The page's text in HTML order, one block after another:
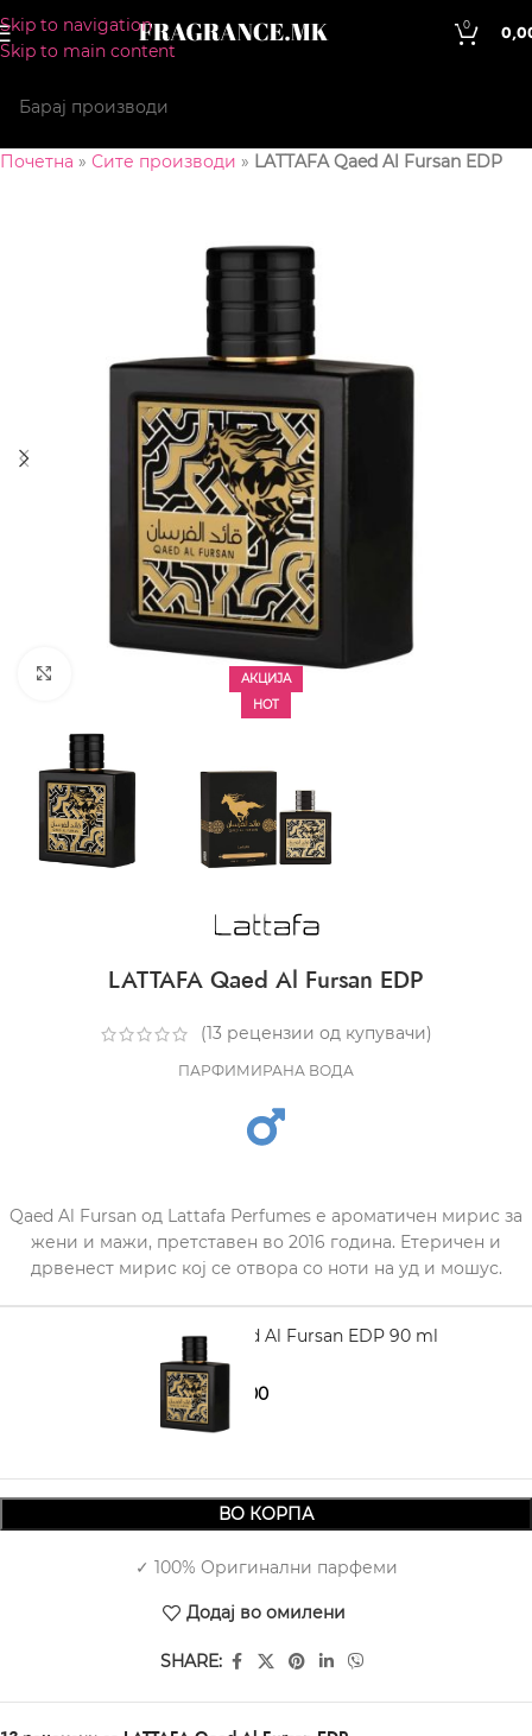
Skip to navigation
Skip to main content
0
Почетна » Сите производи » LATTAFA Qaed Al Fursan EDP
АКЦИЈА
HOT
LATTAFA Qaed Al Fursan EDP
(13 рецензии од купувачи)
ПАРФИМИРАНА ВОДА
Qaed Al Fursan од Lattafa Perfumes е ароматичен мирис за
жени и мажи, претставен во 2016 година. Етеричен и
дрвенест мирис кој се отвора со ноти на уд и мошус.
LATTAFA Qaed Al Fursan EDP 90 ml
1.730,001.240,00
ВО КОРПА
✓ 100% Оригинални парфеми
Додај во омилени
SHARE: